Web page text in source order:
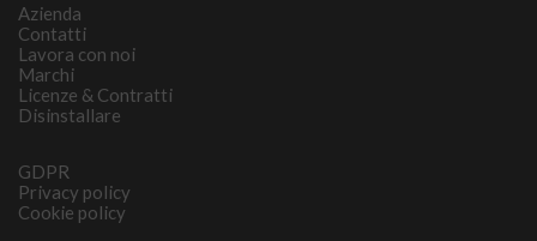
Azienda
Contatti
Lavora con noi
Marchi
Licenze & Contratti
Disinstallare
GDPR
Privacy policy
Cookie policy